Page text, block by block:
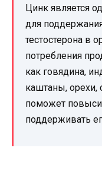
Цинк является
для
тестостерона в
потребления
как говядина,
каштаны, орехи,
поможет
поддерживать